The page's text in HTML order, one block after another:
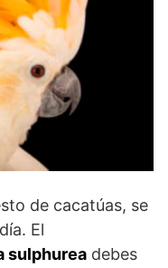
de cacatúas, se
El
sulphurea debes